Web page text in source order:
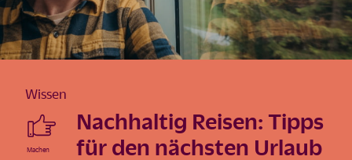
Wissen
Nachhaltig Reisen: Tipps
für den nächsten Urlaub